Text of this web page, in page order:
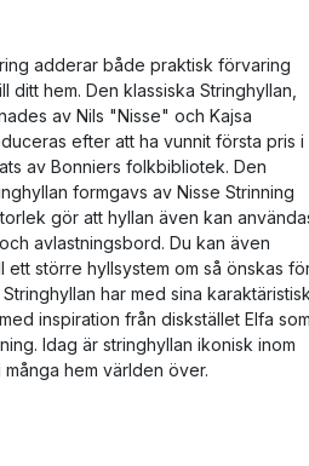
adderar både praktisk förvaring
hem. Den klassiska Stringhyllan,
av Nils "Nisse" och Kajsa
efter att ha vunnit första pris i
av Bonniers folkbibliotek. Den
formgavs av Nisse Strinning
gör att hyllan även kan
avlastningsbord. Du kan även
större hyllsystem om så önskas
har med sina
inspiration från diskstället Elfa
Idag är stringhyllan ikonisk inom
hem världen över.